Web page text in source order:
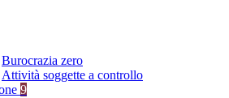
Burocrazia zero
Attività soggette a controllo
9